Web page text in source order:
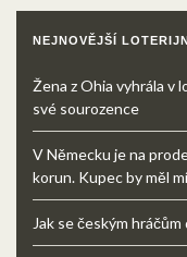
NEJNOVĚJŠÍ
Žena z Ohia vyhrála v
své sourozence
V Německu je na
korun. Kupec by měl
Jak se českým